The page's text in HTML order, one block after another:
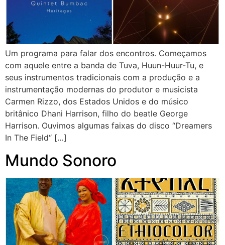
Um programa para falar dos encontros. Começamos
com aquele entre a banda de Tuva, Huun-Huur-Tu, e
seus instrumentos tradicionais com a produção e a
instrumentação modernas do produtor e musicista
Carmen Rizzo, dos Estados Unidos e do músico
britânico Dhani Harrison, filho do beatle George
Harrison. Ouvimos algumas faixas do disco “Dreamers
In The Field“ […]
Mundo Sonoro